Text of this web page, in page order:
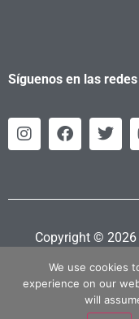
Síguenos en las redes
Copyright © 2026
We use cookies
experience on our
will